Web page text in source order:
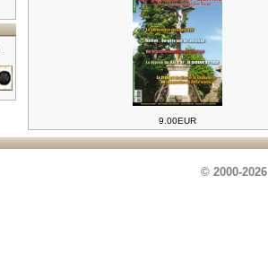
9.00EUR
© 2000-2026